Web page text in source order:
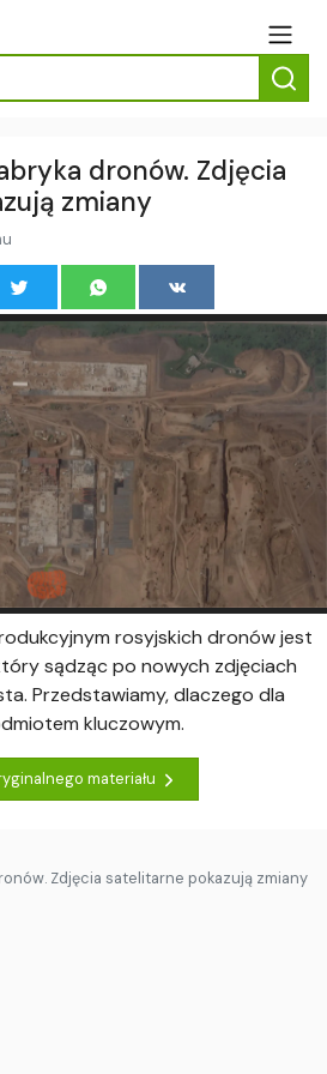
dronów. Zdjęcia
zmiany
rosyjskich dronów jest
sądząc po nowych zdjęciach
Przedstawiamy, dlaczego dla
kluczowym.
materiału
Zdjęcia satelitarne pokazują zmiany